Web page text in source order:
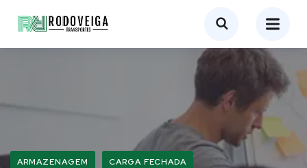
ARMAZENAGEM CARGA FECHADA